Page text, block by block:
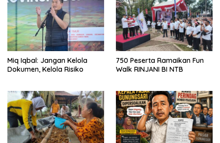
Miq Iqbal: Jangan Kelola
Dokumen, Kelola Risiko
750 Peserta Ramaikan Fun
Walk RINJANI BI NTB